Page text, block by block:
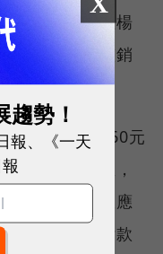
專賣店總經理楊
以更快的調整銷
。
報到、月繳960元
專賣店的消息，
未定，市場效應
是一種分期付款
勢！
報、《一天